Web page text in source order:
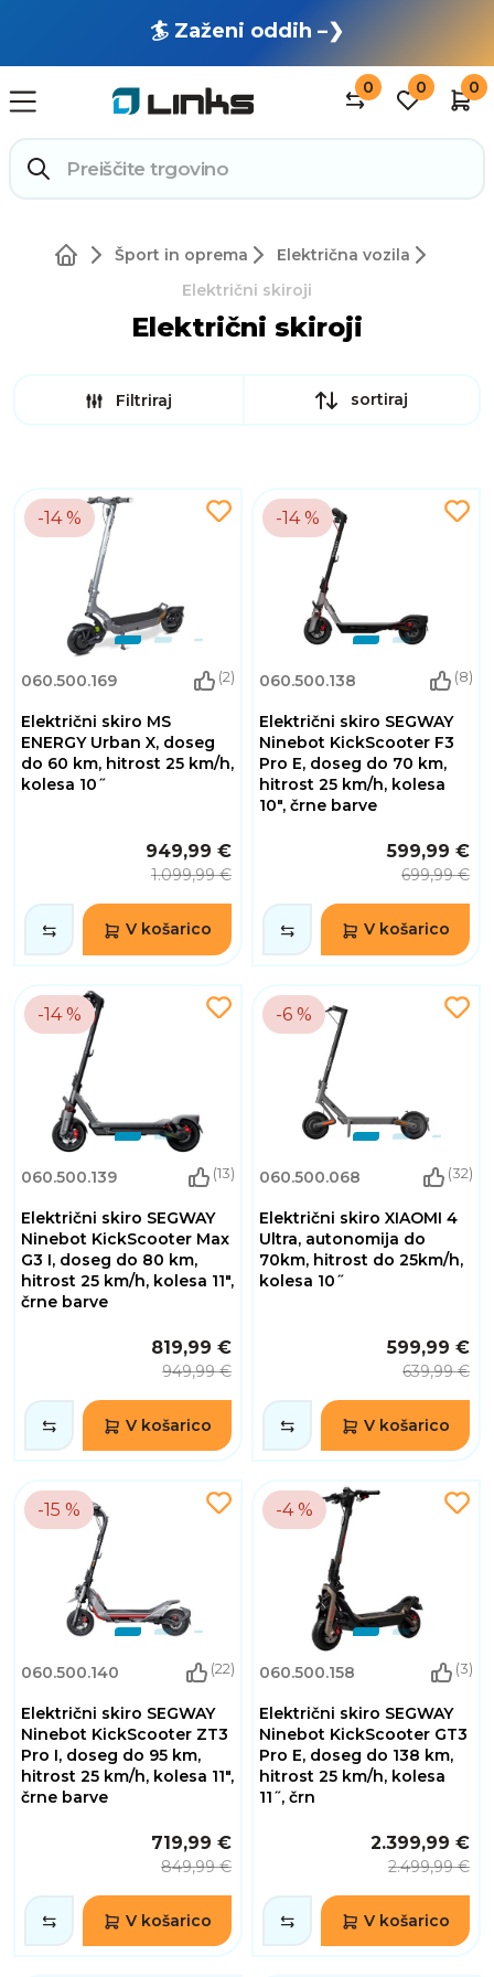
🏄 Zaženi oddih –❯
0 0 0
Šport in oprema
Električna vozila
Električni skiroji
Električni skiroji
Filtriraj sortiraj
-14 %
060.500.169 (2)
Električni skiro MS
ENERGY Urban X, doseg
do 60 km, hitrost 25 km/h,
kolesa 10˝
949,99 €
1.099,99 €
V košarico
-14 %
060.500.138 (8)
Električni skiro SEGWAY
Ninebot KickScooter F3
Pro E, doseg do 70 km,
hitrost 25 km/h, kolesa
10", črne barve
599,99 €
699,99 €
V košarico
-14 %
060.500.139 (13)
Električni skiro SEGWAY
Ninebot KickScooter Max
G3 I, doseg do 80 km,
hitrost 25 km/h, kolesa 11",
črne barve
819,99 €
949,99 €
V košarico
-6 %
060.500.068 (32)
Električni skiro XIAOMI 4
Ultra, autonomija do
70km, hitrost do 25km/h,
kolesa 10˝
599,99 €
639,99 €
V košarico
-15 %
060.500.140 (22)
Električni skiro SEGWAY
Ninebot KickScooter ZT3
Pro I, doseg do 95 km,
hitrost 25 km/h, kolesa 11",
črne barve
719,99 €
849,99 €
V košarico
-4 %
060.500.158 (3)
Električni skiro SEGWAY
Ninebot KickScooter GT3
Pro E, doseg do 138 km,
hitrost 25 km/h, kolesa
11˝, črn
2.399,99 €
2.499,99 €
V košarico